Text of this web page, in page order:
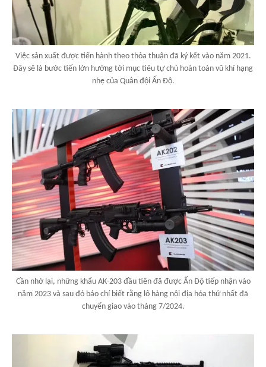
Việc sản xuất được tiến hành theo thỏa thuận đã ký kết vào năm 2021.
Đây sẽ là bước tiến lớn hướng tới mục tiêu tự chủ hoàn toàn vũ khí hạng
nhẹ của Quân đội Ấn Độ.
Cần nhớ lại, những khẩu AK-203 đầu tiên đã được Ấn Độ tiếp nhận vào
năm 2023 và sau đó báo chí biết rằng lô hàng nội địa hóa thứ nhất đã
chuyển giao vào tháng 7/2024.